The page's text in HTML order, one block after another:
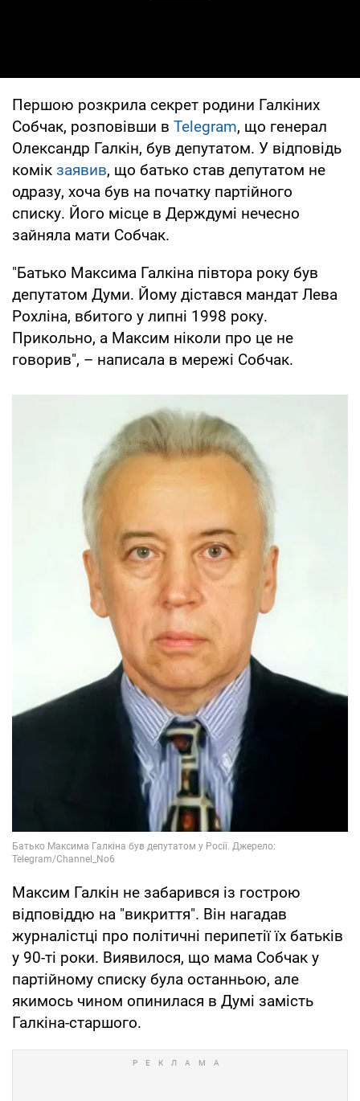
Першою розкрила секрет родини Галкіних
Собчак, розповівши в Telegram, що генерал
Олександр Галкін, був депутатом. У відповідь
комік заявив, що батько став депутатом не
одразу, хоча був на початку партійного
списку. Його місце в Держдумі нечесно
зайняла мати Собчак.
"Батько Максима Галкіна півтора року був
депутатом Думи. Йому дістався мандат Лева
Рохліна, вбитого у липні 1998 року.
Прикольно, а Максим ніколи про це не
говорив", – написала в мережі Собчак.
Максим Галкін не забарився із гострою
відповіддю на "викриття". Він нагадав
журналістці про політичні перипетії їх батьків
у 90-ті роки. Виявилося, що мама Собчак у
партійному списку була останньою, але
якимось чином опинилася в Думі замість
Галкіна-старшого.